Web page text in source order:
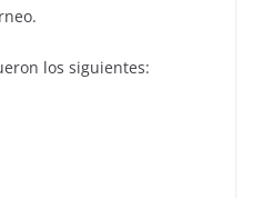
los siguientes: